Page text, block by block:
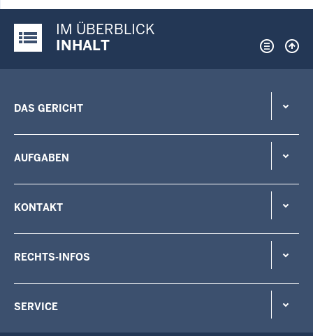
Justiz-Portal im Überblick:
IM ÜBERBLICK
INHALT
DAS GERICHT
AUFGABEN
KONTAKT
RECHTS-INFOS
SERVICE